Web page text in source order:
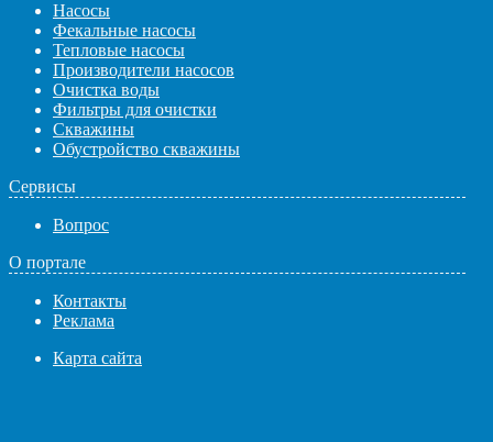
Насосы
Фекальные насосы
Тепловые насосы
Производители насосов
Очистка воды
Фильтры для очистки
Скважины
Обустройство скважины
Сервисы
Вопрос
О портале
Контакты
Реклама
Карта сайта